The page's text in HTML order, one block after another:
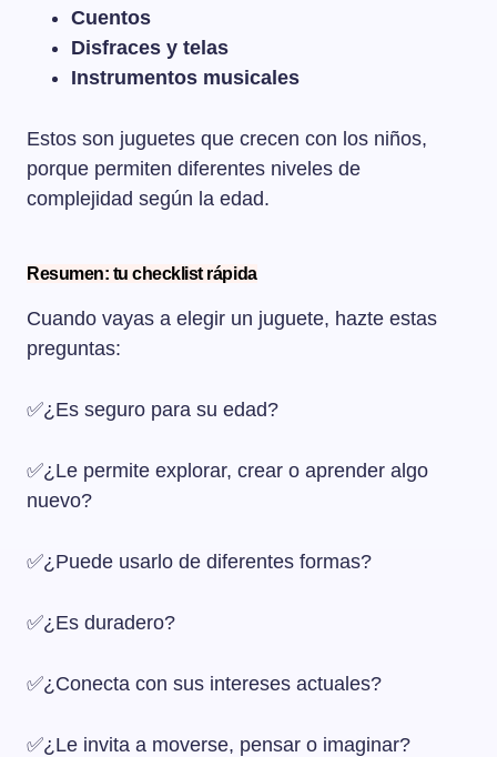
Cuentos
Disfraces y telas
Instrumentos musicales
Estos son juguetes que crecen con los niños,
porque permiten diferentes niveles de
complejidad según la edad.
Resumen: tu checklist rápida
Cuando vayas a elegir un juguete, hazte estas
preguntas:
✅¿Es seguro para su edad?
✅¿Le permite explorar, crear o aprender algo
nuevo?
✅¿Puede usarlo de diferentes formas?
✅¿Es duradero?
✅¿Conecta con sus intereses actuales?
✅¿Le invita a moverse, pensar o imaginar?